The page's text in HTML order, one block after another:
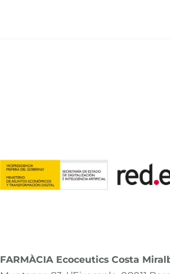
FARMÀCIA Ecoceutics Costa